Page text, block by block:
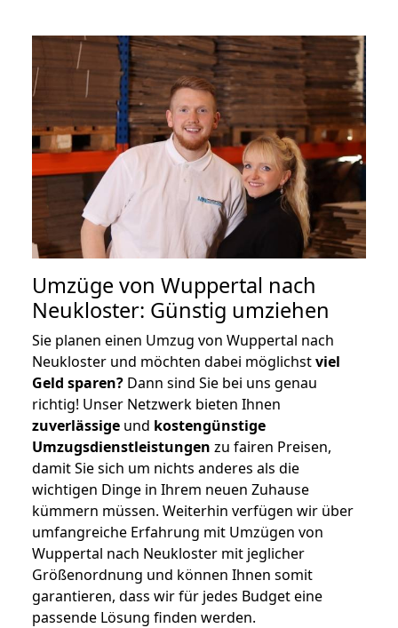
Umzüge von Wuppertal nach
Neukloster: Günstig umziehen
Sie planen einen Umzug von Wuppertal nach
Neukloster und möchten dabei möglichstviel
Geld sparen? Dann sind Sie bei uns genau
richtig! Unser Netzwerk bieten Ihnen
zuverlässige und kostengünstige
Umzugsdienstleistungen zu fairen Preisen,
damit Sie sich um nichts anderes als die
wichtigen Dinge in Ihrem neuen Zuhause
kümmern müssen. Weiterhin verfügen wir über
umfangreiche Erfahrung mit Umzügen von
Wuppertal nach Neukloster mit jeglicher
Größenordnung und können Ihnen somit
garantieren, dass wir für jedes Budget eine
passende Lösung finden werden.